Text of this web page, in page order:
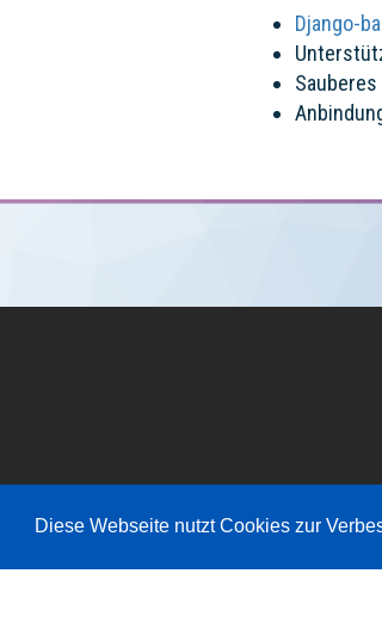
Diese Webseite nutzt Cookies zur
Django-
Sauberes